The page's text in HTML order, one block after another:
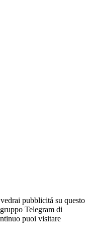
pubblicitá su questo
Telegram di
puoi visitare